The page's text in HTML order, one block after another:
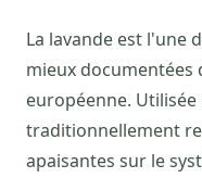
La lavande est l'une
mieux documentées
européenne.
traditionnellement
apaisantes sur le